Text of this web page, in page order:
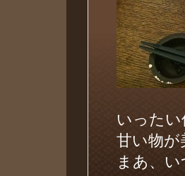
いった
甘い物が
まあ、